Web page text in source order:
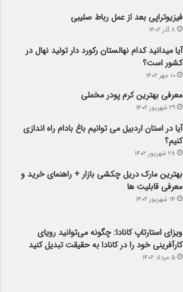
فیزیوتراپی بعد از عمل رباط صلیبی
۸ آذر ۱۴۰۲
آیا می­دانید کدام نهالستان رکورد دار تولید نهال­ در
کشور است؟
۱۰ مهر ۱۴۰۲
معرفی بهترین کرم پودر مخملی
۲۹ شهریور ۱۴۰۲
آیا در استان اردبیل می توانیم باغ بادام راه اندازی
کنیم؟
۲۸ شهریور ۱۴۰۲
بهترین مارک دریل چکشی بازار + راهنمای خرید و
معرفی قابلیت ها
۱۴ شهریور ۱۴۰۲
ویزای استارتاپ کانادا: چگونه می‌توانید رویای
کارآفرینی خود را در کانادا به حقیقت تبدیل کنید
۵ مرداد ۱۴۰۲